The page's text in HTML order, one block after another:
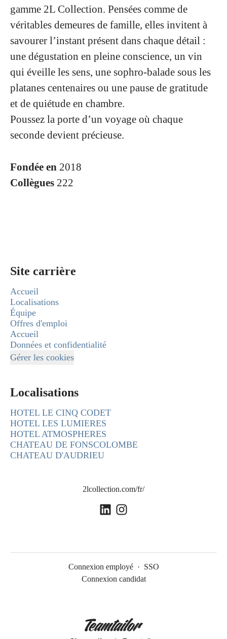
gamme 2L Collection. Pensées comme de
véritables demeures de famille, elles invitent à
savourer l’instant présent dans chaque détail :
une dégustation en pleine conscience, un vin
qui éveille les sens, une sophro-balade sous les
platanes centenaires ou une pause de gratitude
et de quiétude en chambre.
Poussez la porte d’un voyage où chaque
seconde devient précieuse.
Fondée en 2018
Collègues 222
Site carrière
Accueil
Localisations
Équipe
Offres d'emploi
Accueil
Données et confidentialité
Gérer les cookies
Localisations
HOTEL LE CINQ CODET
HOTEL LES LUMIERES
HOTEL ATMOSPHERES
CHATEAU DE FONSCOLOMBE
CHATEAU D'AUDRIEU
2lcollection.com/fr/
Connexion employé · SSO
Connexion candidat